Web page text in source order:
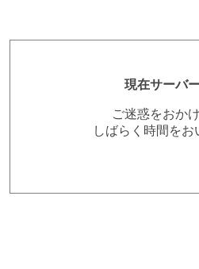
現在サーバ
ご迷惑をおか
しばらく時間を